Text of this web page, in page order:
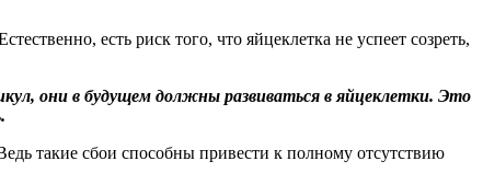
есть риск того, что яйцеклетка не успеет созреть,
они в будущем должны развиваться в яйцеклетки. Это
такие сбои способны привести к полному отсутствию